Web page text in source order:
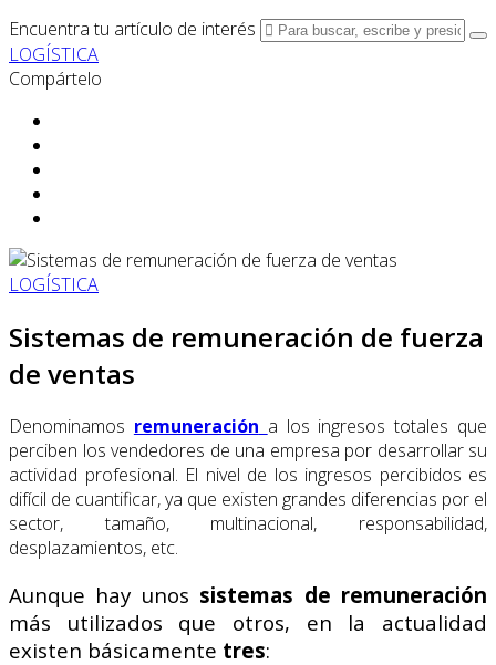
Encuentra tu artículo de interés
LOGÍSTICA
Compártelo
LOGÍSTICA
Sistemas de remuneración de fuerza
de ventas
Denominamos remuneración a los ingresos totales que
perciben los vendedores de una empresa por desarrollar su
actividad profesional. El nivel de los ingresos percibidos es
difícil de cuantificar, ya que existen grandes diferencias por el
sector, tamaño, multinacional, responsabilidad,
desplazamientos, etc.
Aunque hay unos sistemas de remuneración
más utilizados que otros, en la actualidad
existen básicamente tres: